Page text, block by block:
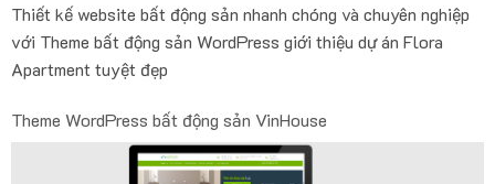
Thiết kế website bất động sản nhanh chóng và chuyên nghiệp
với Theme bất động sản WordPress giới thiệu dự án Flora
Apartment tuyệt đẹp
Theme WordPress bất động sản VinHouse